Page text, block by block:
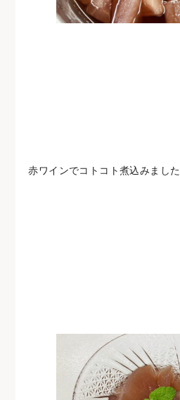
赤ワインでコトコト煮込みました